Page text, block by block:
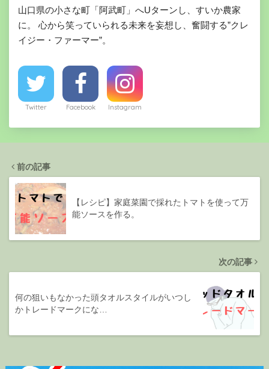
山口県の小さな町「阿武町」へUターンし、すいか農家
に。 心から笑っていられる未来を妄想し、奮闘する”クレ
イジー・ファーマー”。
Twitter Facebook Instagram
前の記事
【レシピ】家庭菜園で採れたトマトを使って万
能ソースを作る。
次の記事
何の狙いもなかった頭タオルスタイルがいつし
かトレードマークにな…